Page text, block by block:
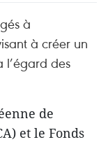
à
à créer un
des
de
et le Fonds